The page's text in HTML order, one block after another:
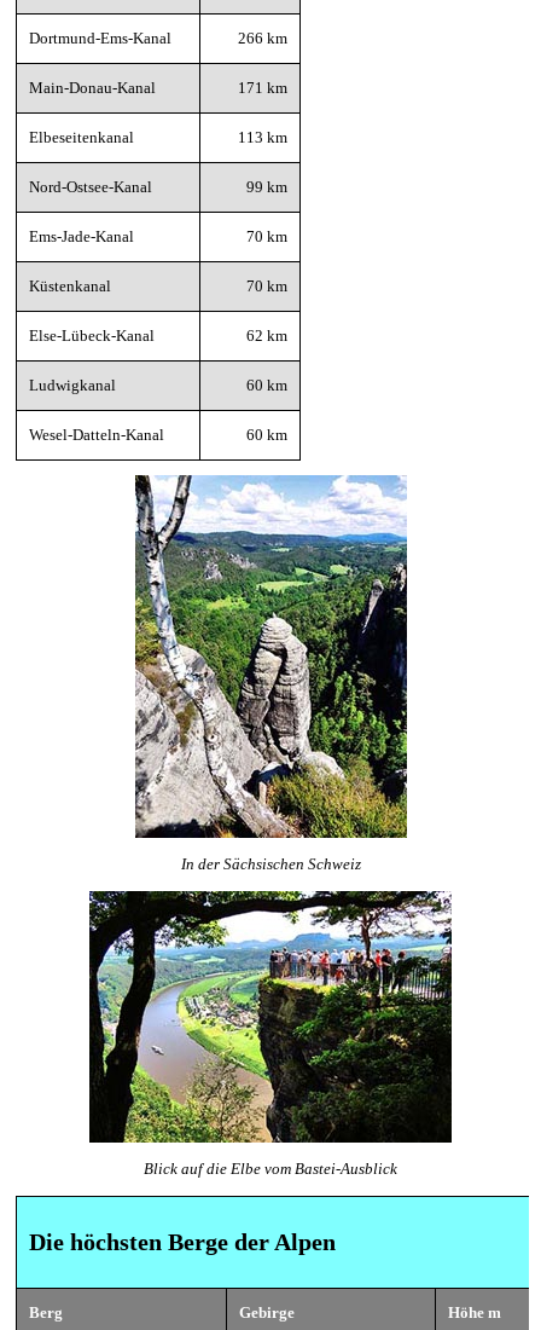
Dortmund-Ems-Kanal 266 km
Main-Donau-Kanal 171 km
Elbeseitenkanal 113 km
Nord-Ostsee-Kanal 99 km
Ems-Jade-Kanal 70 km
Küstenkanal 70 km
Else-Lübeck-Kanal 62 km
Ludwigkanal 60 km
Wesel-Datteln-Kanal 60 km
In der Sächsischen Schweiz
Blick auf die Elbe vom Bastei-Ausblick
Die höchsten Berge der Alpen
Berg Gebirge Höhe m